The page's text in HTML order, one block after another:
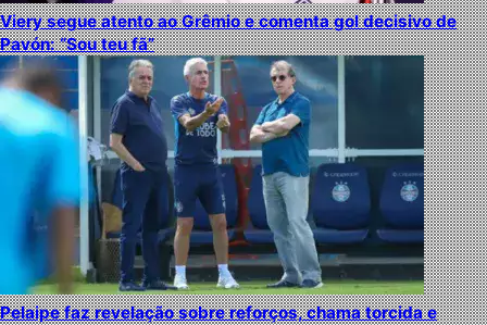
Viery segue atento ao Grêmio e comenta gol decisivo de
Pavón: “Sou teu fã”
Pelaipe faz revelação sobre reforços, chama torcida e